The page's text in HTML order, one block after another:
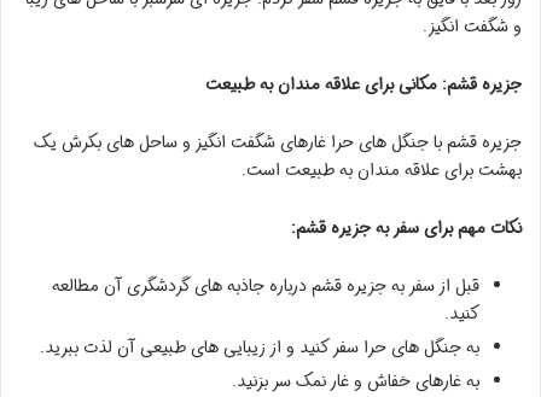
و شگفت انگیز.
جزیره قشم: مکانی برای علاقه مندان به طبیعت
جزیره قشم با جنگل های حرا غارهای شگفت انگیز و ساحل های بکرش یک
بهشت برای علاقه مندان به طبیعت است.
نکات مهم برای سفر به جزیره قشم:
قبل از سفر به جزیره قشم درباره جاذبه های گردشگری آن مطالعه
کنید.
به جنگل های حرا سفر کنید و از زیبایی های طبیعی آن لذت ببرید.
به غارهای خفاش و غار نمک سر بزنید.